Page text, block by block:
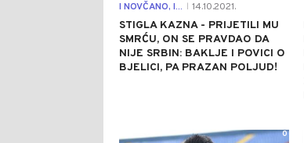
I NOVČANO, I... 14.10.2021.
STIGLA KAZNA - PRIJETILI MU
SMRĆU, ON SE PRAVDAO DA
NIJE SRBIN: BAKLJE I POVICI O
BJELICI, PA PRAZAN POLJUD!
0